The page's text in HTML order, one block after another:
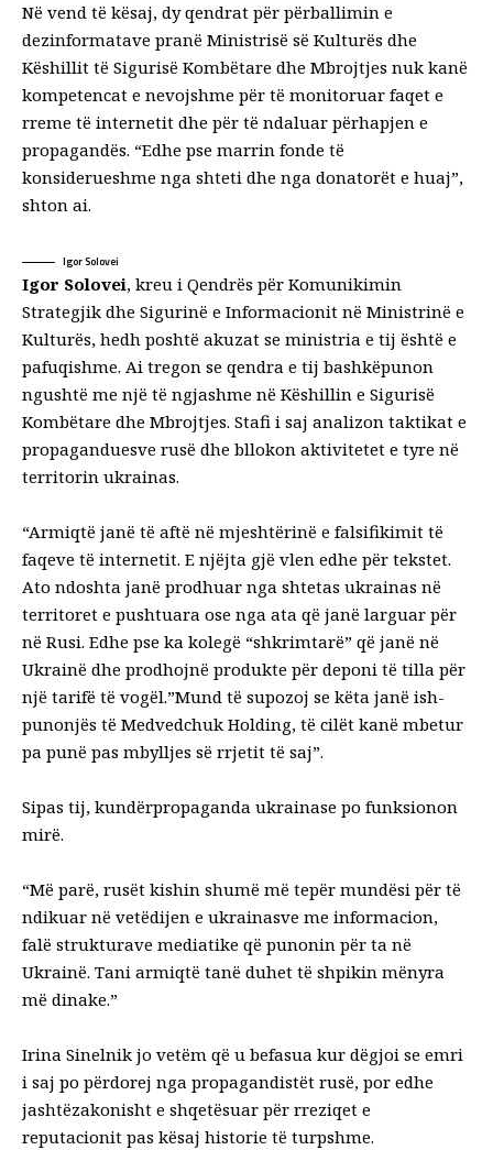
Në vend të kësaj, dy qendrat për përballimin e
dezinformatave pranë Ministrisë së Kulturës dhe
Këshillit të Sigurisë Kombëtare dhe Mbrojtjes nuk kanë
kompetencat e nevojshme për të monitoruar faqet e
rreme të internetit dhe për të ndaluar përhapjen e
propagandës. “Edhe pse marrin fonde të
konsiderueshme nga shteti dhe nga donatorët e huaj”,
shton ai.
Igor Solovei
Igor Solovei, kreu i Qendrës për Komunikimin
Strategjik dhe Sigurinë e Informacionit në Ministrinë e
Kulturës, hedh poshtë akuzat se ministria e tij është e
pafuqishme. Ai tregon se qendra e tij bashkëpunon
ngushtë me një të ngjashme në Këshillin e Sigurisë
Kombëtare dhe Mbrojtjes. Stafi i saj analizon taktikat e
propaganduesve rusë dhe bllokon aktivitetet e tyre në
territorin ukrainas.
“Armiqtë janë të aftë në mjeshtërinë e falsifikimit të
faqeve të internetit. E njëjta gjë vlen edhe për tekstet.
Ato ndoshta janë prodhuar nga shtetas ukrainas në
territoret e pushtuara ose nga ata që janë larguar për
në Rusi. Edhe pse ka kolegë “shkrimtarë” që janë në
Ukrainë dhe prodhojnë produkte për deponi të tilla për
një tarifë të vogël.”Mund të supozoj se këta janë ish-
punonjës të Medvedchuk Holding, të cilët kanë mbetur
pa punë pas mbylljes së rrjetit të saj”.
Sipas tij, kundërpropaganda ukrainase po funksionon
mirë.
“Më parë, rusët kishin shumë më tepër mundësi për të
ndikuar në vetëdijen e ukrainasve me informacion,
falë strukturave mediatike që punonin për ta në
Ukrainë. Tani armiqtë tanë duhet të shpikin mënyra
më dinake.”
Irina Sinelnik jo vetëm që u befasua kur dëgjoi se emri
i saj po përdorej nga propagandistët rusë, por edhe
jashtëzakonisht e shqetësuar për rreziqet e
reputacionit pas kësaj historie të turpshme.